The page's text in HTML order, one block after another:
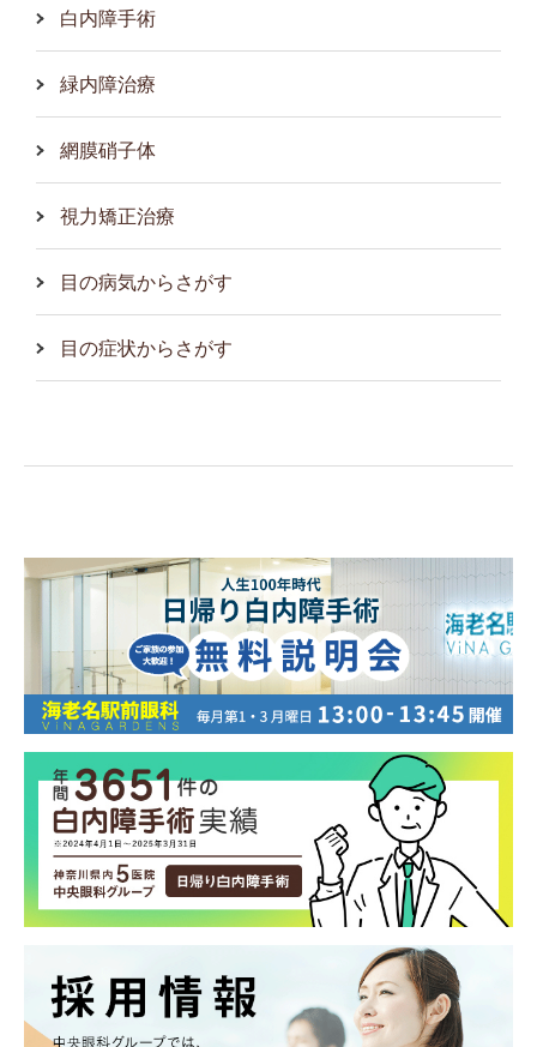
白内障手術
緑内障治療
網膜硝子体
視力矯正治療
目の病気からさがす
目の症状からさがす